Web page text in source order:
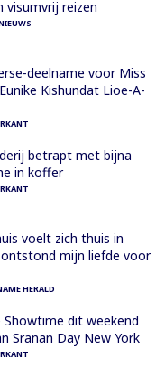
visumvrij reizen
deelname voor Miss
Kishundat Lioe-A-
betrapt met bijna
in koffer
voelt zich thuis in
ontstond mijn liefde voor
HERALD
dit weekend
Sranan Day New York